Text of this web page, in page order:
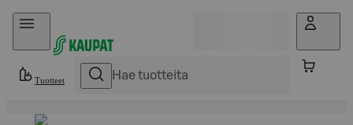
Hyppää sisältöön
Tuotteet